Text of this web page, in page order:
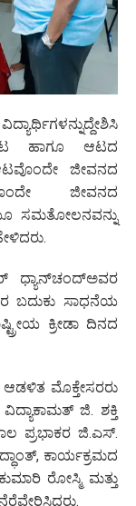
ಆಟ ಹಾಗೂ ಆಟದ
ಜೀವನದ
ಜೀವನದ
ಸಮತೋಲನವನ್ನು
ಧ್ಯಾನ್‌ಚಂದ್‌ಅವರ
ಬದುಕು ಸಾಧನೆಯ
ಕ್ರೀಡಾ ದಿನದ
ಆಡಳಿತ ಮೊಕ್ತೇಸರರು
ವಿದ್ಯಾಕಾಮತ್ ಜಿ. ಶಕ್ತಿ
ಪ್ರಭಾಕರ ಜಿ.ಎಸ್.
ಕಾರ್ಯಕ್ರಮದ
ರೋಸ್ಮಿ ಮತ್ತು